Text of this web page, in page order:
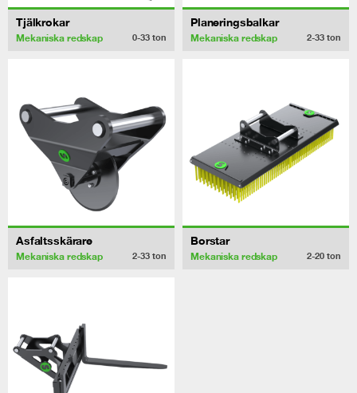
Tjälkrokar
Mekaniska redskap 0-33 ton
Planeringsbalkar
Mekaniska redskap 2-33 ton
Asfaltsskärare
Mekaniska redskap 2-33 ton
Borstar
Mekaniska redskap 2-20 ton